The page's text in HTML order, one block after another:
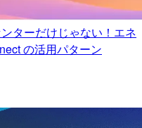
ターだけじゃない！エネ
の活用パターン